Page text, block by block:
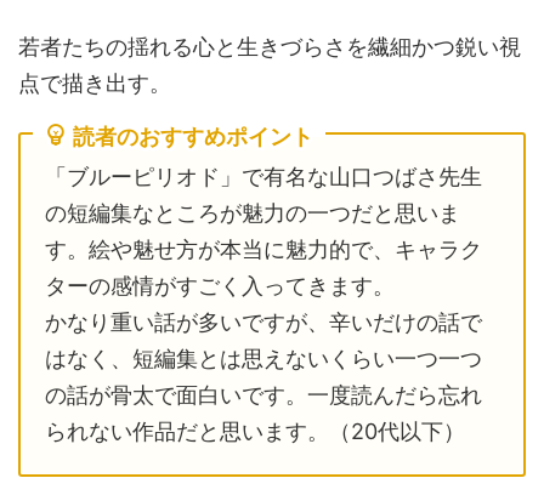
若者たちの揺れる心と生きづらさを繊細かつ鋭い視
点で描き出す。
読者のおすすめポイント
「ブルーピリオド」で有名な山口つばさ先生
の短編集なところが魅力の一つだと思いま
す。絵や魅せ方が本当に魅力的で、キャラク
ターの感情がすごく入ってきます。
かなり重い話が多いですが、辛いだけの話で
はなく、短編集とは思えないくらい一つ一つ
の話が骨太で面白いです。一度読んだら忘れ
られない作品だと思います。（20代以下）